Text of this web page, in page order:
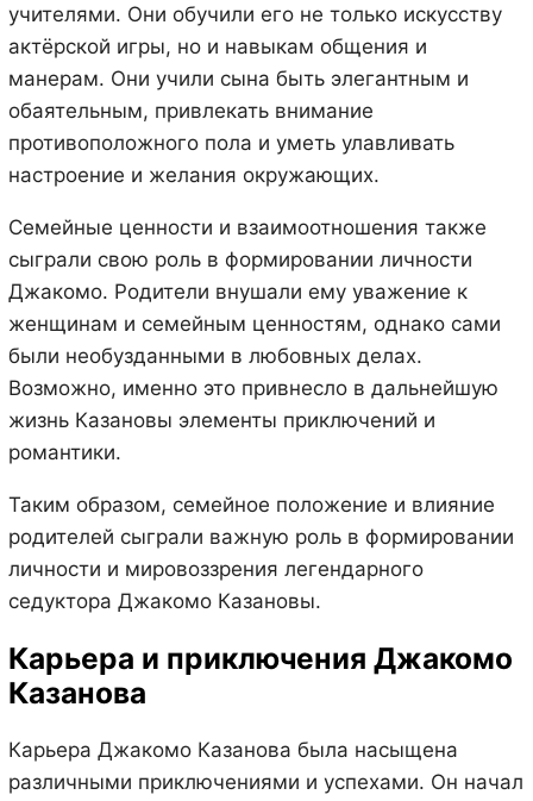
учителями. Они обучили его не только искусству
актёрской игры, но и навыкам общения и
манерам. Они учили сына быть элегантным и
обаятельным, привлекать внимание
противоположного пола и уметь улавливать
настроение и желания окружающих.
Семейные ценности и взаимоотношения также
сыграли свою роль в формировании личности
Джакомо. Родители внушали ему уважение к
женщинам и семейным ценностям, однако сами
были необузданными в любовных делах.
Возможно, именно это привнесло в дальнейшую
жизнь Казановы элементы приключений и
романтики.
Таким образом, семейное положение и влияние
родителей сыграли важную роль в формировании
личности и мировоззрения легендарного
седуктора Джакомо Казановы.
Карьера и приключения Джакомо
Казанова
Карьера Джакомо Казанова была насыщена
различными приключениями и успехами. Он начал